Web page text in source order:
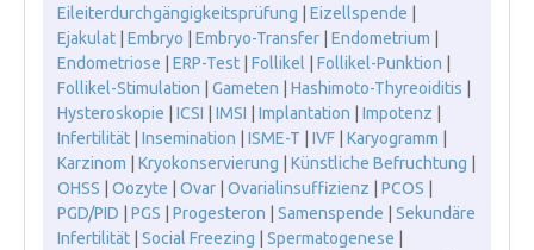
Eileiterdurchgängigkeitsprüfung
Eizellspende
Ejakulat
Embryo Embryo-Transfer Endometrium
Endometriose
ERP-Test Follikel Follikel-Punktion
Follikel-Stimulation
Gameten Hashimoto-Thyreoiditis
Hysteroskopie
ICSI IMSI Implantation Impotenz
Infertilität
Insemination ISME-T IVF Karyogramm
Karzinom
Kryokonservierung Künstliche Befruchtung
OHSS
Oozyte Ovar Ovarialinsuffizienz PCOS
PGD/PID
PGS Progesteron Samenspende
Sekundäre
Infertilität
Social Freezing Spermatogenese